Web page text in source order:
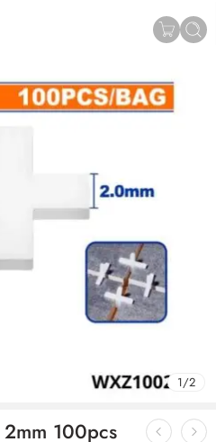
1/2
100pcs